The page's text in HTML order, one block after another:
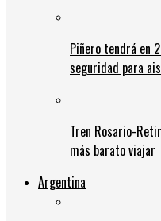
Piñero tendrá en
seguridad para
Tren Rosario-
más barato viajar
Argentina